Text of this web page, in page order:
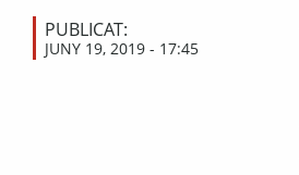
PUBLICAT:
JUNY 19, 2019 - 17:45